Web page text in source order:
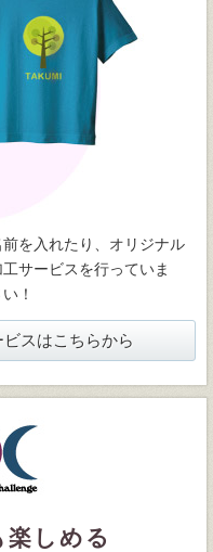
を入れたり、オリジナル
サービスを行っていま
！
スはこちらから
しめる